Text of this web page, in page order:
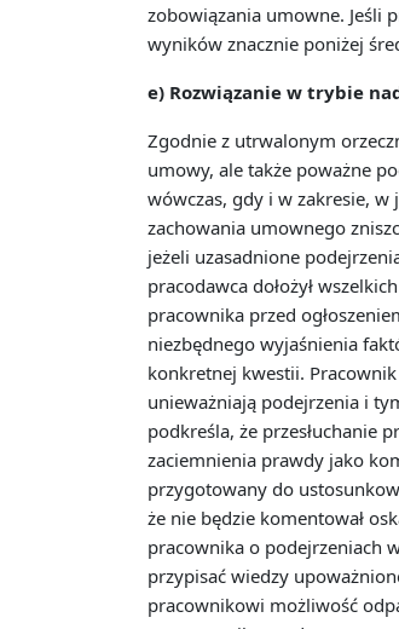
zobowiązania umowne. Jeśli
wyników znacznie poniżej
e) Rozwiązanie w trybie
Zgodnie z utrwalonym
umowy, ale także poważne
wówczas, gdy i w zakresie,
zachowania umownego
jeżeli uzasadnione
pracodawca dołożył
pracownika przed
niezbędnego wyjaśnienia
konkretnej kwestii.
unieważniają podejrzenia i
podkreśla, że ​​przesłuchanie
zaciemnienia prawdy jako
przygotowany do
że nie będzie komentował
pracownika o podejrzeniach
przypisać wiedzy
pracownikowi możliwość